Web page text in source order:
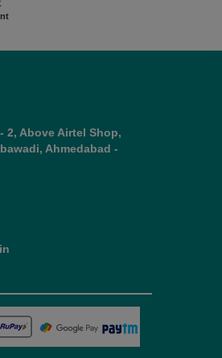
2, Above Airtel Shop,
Ahmedabad -